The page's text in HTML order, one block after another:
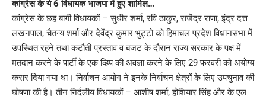
कांग्रेस के ये 6 विधायक भाजपा में हुए शामिल…
कांग्रेस के छह बागी विधायकों – सुधीर शर्मा, रवि ठाकुर, राजेंद्र राणा, इंद्र दत्त
लखनपाल, चैतन्य शर्मा और देवेंद्र कुमार भुट्टो को हिमाचल प्रदेश विधानसभा में
उपस्थित रहने तथा कटौती प्रस्ताव व बजट के दौरान राज्य सरकार के पक्ष में
मतदान करने के पार्टी के एक व्हिप की अवज्ञा करने के लिए 29 फरवरी को अयोग्य
करार दिया गया था। निर्वाचन आयोग ने इनके निर्वाचन क्षेत्रों के लिए उपचुनाव की
घोषणा की है। तीन निर्दलीय विधायकों – आशीष शर्मा, होशियार सिंह और के एल